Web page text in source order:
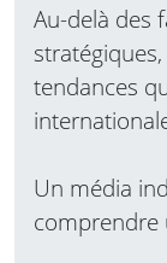
Au-delà des
tendances
Un média
comprendre